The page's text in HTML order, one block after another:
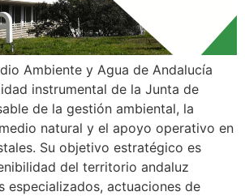
Ambiente y Agua de Andalucía
instrumental de la Junta de
de la gestión ambiental, la
natural y el apoyo operativo en
Su objetivo estratégico es
del territorio andaluz
especializados, actuaciones de